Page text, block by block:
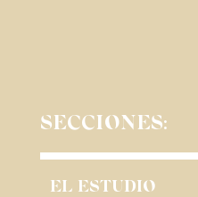
SECCIONES:
EL ESTUDIO